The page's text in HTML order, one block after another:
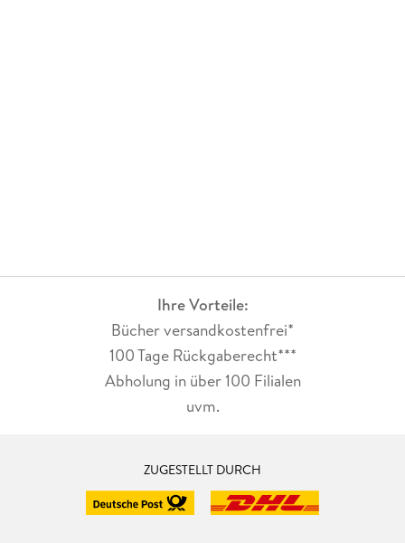
Ihre Vorteile:
Bücher versandkostenfrei*
100 Tage Rückgaberecht***
Abholung in über 100 Filialen
uvm.
ZUGESTELLT DURCH